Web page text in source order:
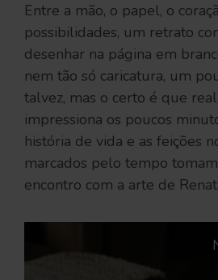
Entre a mão, o papel, o
possibilidades, um retrato
desenhar na página em
nem tão só caricatura, um
talvez, mas o certo é que
impressiona os poucos
história de vida e as feições
marcados pelo tempo
encontro com a arte de